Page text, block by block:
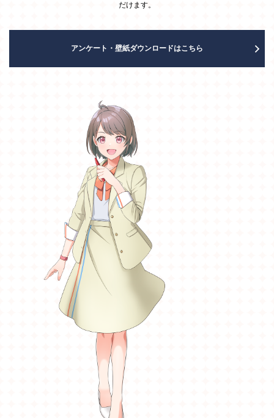
だけます。
アンケート・壁紙ダウンロードはこちら